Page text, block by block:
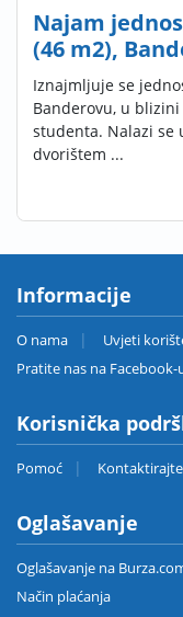
Najam
(46 m2),
Iznajmljuje se
Banderovu, u
studenta. Nalazi se
dvorištem ...
Informacije
O nama Uvjeti
Pratite nas na Facebook-
Korisnička
Pomoć
Oglašavanje
Oglašavanje na
Način plaćanja